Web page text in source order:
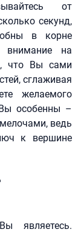
от
секунд,
в корне
внимание на
что Вы сами
сглаживая
желаемого
особенны –
ведь
к вершине
являетесь.